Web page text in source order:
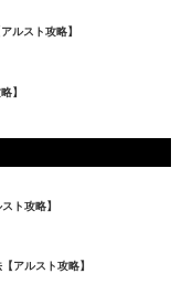
ルスト攻略】
】
ト攻略】
アルスト攻略】